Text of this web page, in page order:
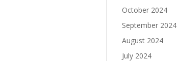
October 2024
September 2024
August 2024
July 2024